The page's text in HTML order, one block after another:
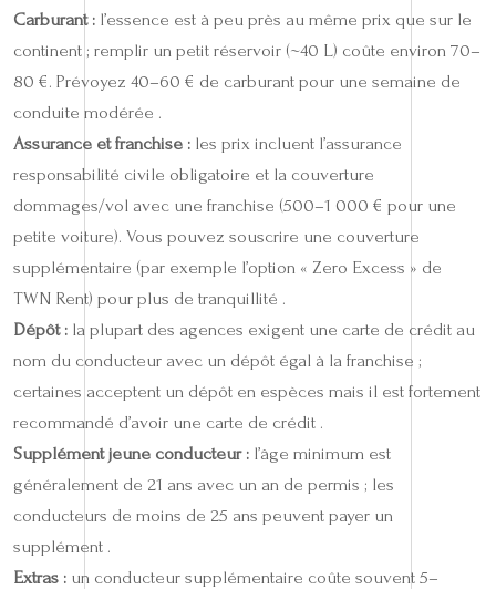
Carburant : l’essence est à peu près au même prix que sur le
continent ; remplir un petit réservoir (~40 L) coûte environ 70–
80 €. Prévoyez 40–60 € de carburant pour une semaine de
conduite modérée .
Assurance et franchise : les prix incluent l’assurance
responsabilité civile obligatoire et la couverture
dommages/vol avec une franchise (500–1 000 € pour une
petite voiture). Vous pouvez souscrire une couverture
supplémentaire (par exemple l’option « Zero Excess » de
TWN Rent) pour plus de tranquillité .
Dépôt : la plupart des agences exigent une carte de crédit au
nom du conducteur avec un dépôt égal à la franchise ;
certaines acceptent un dépôt en espèces mais il est fortement
recommandé d’avoir une carte de crédit .
Supplément jeune conducteur : l’âge minimum est
généralement de 21 ans avec un an de permis ; les
conducteurs de moins de 25 ans peuvent payer un
supplément .
Extras : un conducteur supplémentaire coûte souvent 5–